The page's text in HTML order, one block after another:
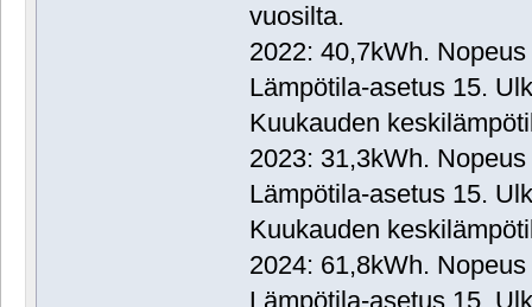
vuosilta.
2022: 40,7kWh.
Lämpötila-asetus 15.
Kuukauden
2023: 31,3kWh.
Lämpötila-asetus 15.
Kuukauden
2024: 61,8kWh.
Lämpötila-asetus 15.